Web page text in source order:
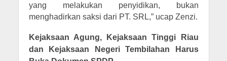
yang melakukan penyidikan, bukan
menghadirkan saksi dari PT. SRL,” ucap Zenzi.
Kejaksaan Agung, Kejaksaan Tinggi Riau
dan Kejaksaan Negeri Tembilahan Harus